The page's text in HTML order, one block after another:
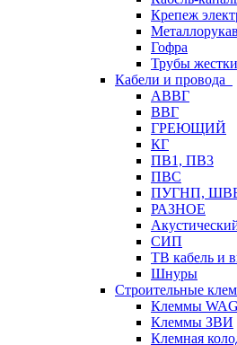
Крепеж
Гофра
Трубы
Кабели и провода
АВВГ
ВВГ
ГРЕЮЩИЙ
КГ
ПВ1, ПВ3
ПВС
ПУГНП,
РАЗНОЕ
СИП
ТВ кабель и
Шнуры
Строительные
Клеммы
Клеммы ЗВИ
Клемная